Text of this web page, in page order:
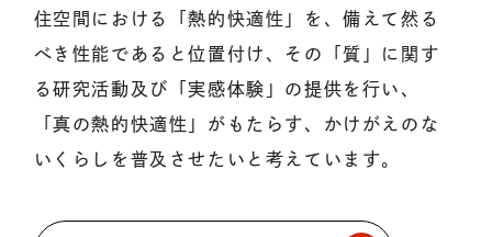
住空間における「熱的快適性」を、備えて然る
べき性能であると位置付け、その「質」に関す
る研究活動及び「実感体験」の提供を行い、
「真の熱的快適性」がもたらす、かけがえのな
いくらしを普及させたいと考えています。